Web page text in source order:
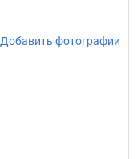
Добавить фотографии